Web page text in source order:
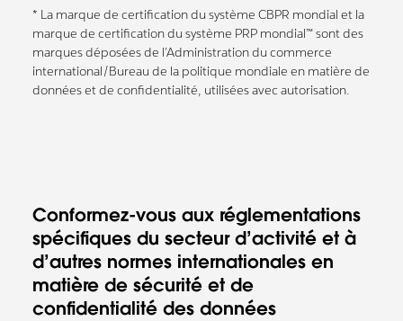
* La marque de certification du système CBPR mondial et la
marque de certification du système PRP mondial™ sont des
marques déposées de l’Administration du commerce
international/Bureau de la politique mondiale en matière de
données et de confidentialité, utilisées avec autorisation.
Conformez-vous aux réglementations
spécifiques du secteur d’activité et à
d’autres normes internationales en
matière de sécurité et de
confidentialité des données